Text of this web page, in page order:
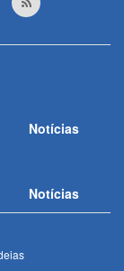
Notícias
Notícias